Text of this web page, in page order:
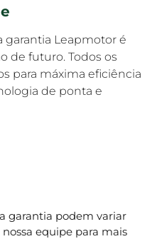
garantia Leapmotor é
de futuro. Todos os
para máxima eficiência
de ponta e
garantia podem variar
equipe para mais